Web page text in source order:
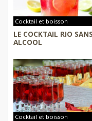
LE COCKTAIL RIO SANS
ALCOOL
Cocktail et boisson
Cocktail et boisson